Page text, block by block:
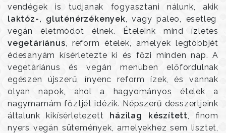
vendégek is tudjanak fogyasztani nálunk, akik
laktóz-, gluténérzékenyek, vagy paleo, esetleg
vegán életmódot élnek. Ételeink mind ízletes
vegetáriánus, reform ételek, amelyek legtöbbjét
édesanyám kísérletezte ki és főzi minden nap. A
vegetáriánus és vegán menüben előfordulnak
egészen újszerű, ínyenc reform ízek, és vannak
olyan napok, ahol a hagyományos ételek a
nagymamám főztjét idézik. Népszerű desszertjeink
általunk kikísérletezett
házilag készített, finom
nyers vegán sütemények, amelyekhez sem lisztet,